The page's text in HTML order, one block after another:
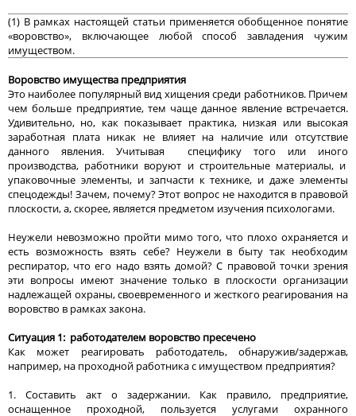
(1) В рамках настоящей статьи применяется обобщенное понятие
«воровство», включающее любой способ завладения чужим
имуществом.
Воровство имущества предприятия
Это наиболее популярный вид хищения среди работников. Причем
чем больше предприятие, тем чаще данное явление встречается.
Удивительно, но, как показывает практика, низкая или высокая
заработная плата никак не влияет на наличие или отсутствие
данного явления. Учитывая специфику того или иного
производства, работники воруют и строительные материалы, и
упаковочные элементы, и запчасти к технике, и даже элементы
спецодежды! Зачем, почему? Этот вопрос не находится в правовой
плоскости, а, скорее, является предметом изучения психологами.
Неужели невозможно пройти мимо того, что плохо охраняется и
есть возможность взять себе? Неужели в быту так необходим
респиратор, что его надо взять домой? С правовой точки зрения
эти вопросы имеют значение только в плоскости организации
надлежащей охраны, своевременного и жесткого реагирования на
воровство в рамках закона.
Ситуация 1: работодателем воровство пресечено
Как может реагировать работодатель, обнаружив/задержав,
например, на проходной работника с имуществом предприятия?
1. Составить акт о задержании. Как правило, предприятие,
оснащенное проходной, пользуется услугами охранного